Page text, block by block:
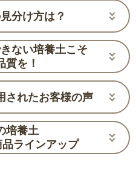
分け方は？
ない培養土こそ
質を！
されたお客様の声
培養土
ラインアップ